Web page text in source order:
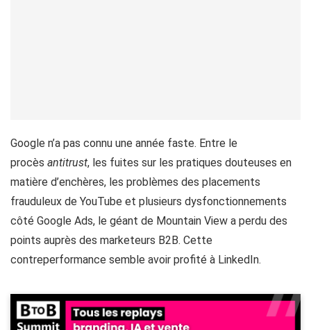
Google n’a pas connu une année faste. Entre le
procès antitrust, les fuites sur les pratiques douteuses en
matière d’enchères, les problèmes des placements
frauduleux de YouTube et plusieurs dysfonctionnements
côté Google Ads, le géant de Mountain View a perdu des
points auprès des marketeurs B2B. Cette
contreperformance semble avoir profité à LinkedIn.